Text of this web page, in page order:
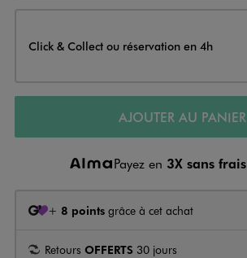
Click & Collect ou réservation en 4h
AJOUTER AU PANIER
Payez en 3X sans frais
+ 8 points grâce à cet achat
Retours OFFERTS 30 jours